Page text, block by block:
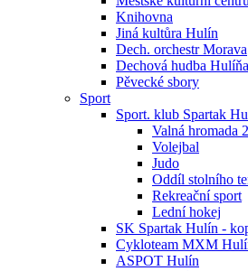
Knihovna
Jiná kultůra Hulín
Dech. orchestr Morava
Dechová hudba
Pěvecké sbory
Sport
Sport. klub Spartak
Valná hromada
Volejbal
Judo
Oddíl stolního
Rekreační sport
Lední hokej
SK Spartak Hulín -
Cykloteam MXM
ASPOT Hulín